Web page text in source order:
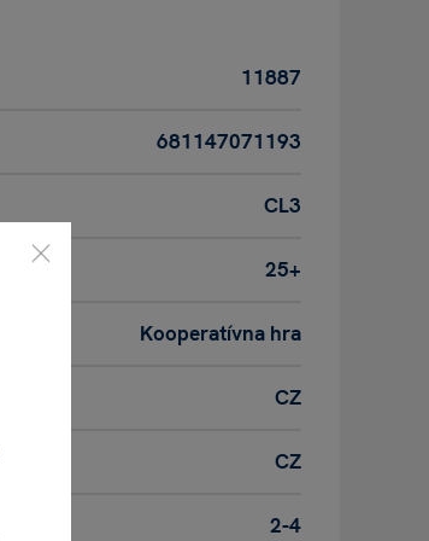
11887
681147071193
CL3
25+
Kooperatívna hra
CZ
CZ
2-4